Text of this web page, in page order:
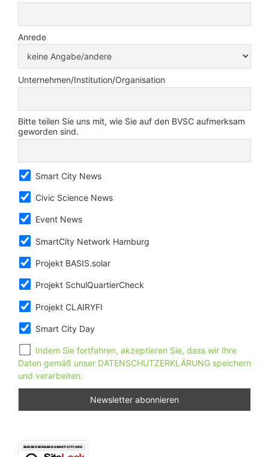
Anrede
Unternehmen/Institution/Organisation
Bitte teilen Sie uns mit, wie Sie auf den BVSC aufmerksam
geworden sind.
Smart City News
Civic Science News
Event News
SmartCity Network Hamburg
Projekt BASIS.solar
Projekt SchulQuartierCheck
Projekt CLAIRYFI
Smart City Day
Indem Sie fortfahren, akzeptieren Sie, dass wir Ihre
Daten gemäß unser DATENSCHUTZERKLÄRUNG speichern
und verarbeiten.